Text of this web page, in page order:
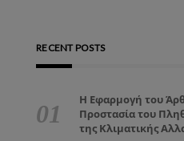
RECENT POSTS
Η Εφαρμογή του
Προστασία του
της Κλιματικής